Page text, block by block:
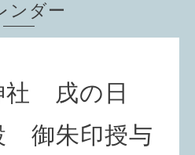
ンダー
社 戌の日
御朱印授与